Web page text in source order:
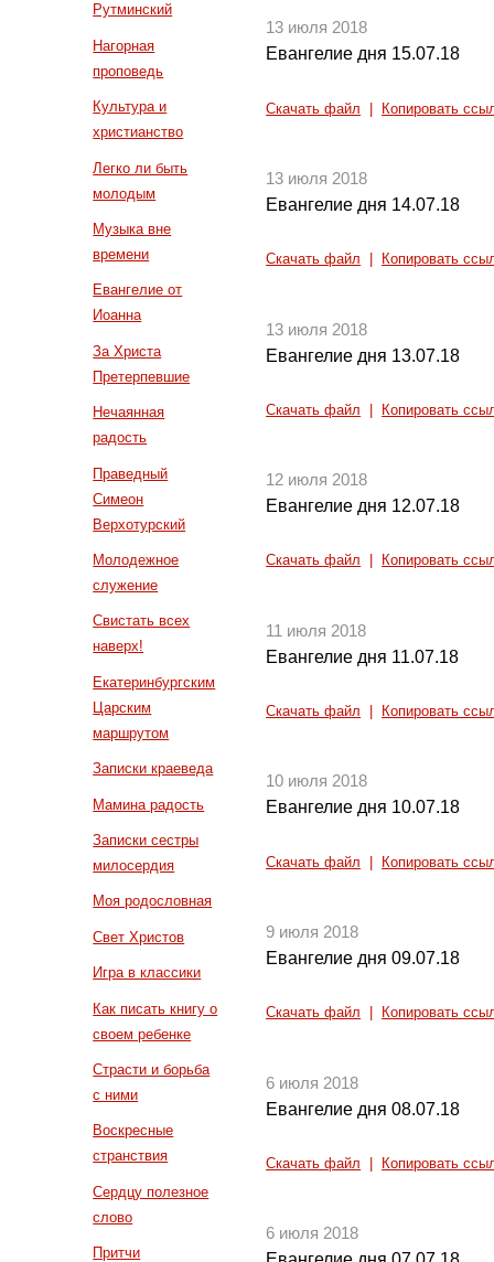
Рутминский
Нагорная
проповедь
Культура и
христианство
Легко ли быть
молодым
Музыка вне
времени
Евангелие от
Иоанна
За Христа
Претерпевшие
Нечаянная
радость
Праведный
Симеон
Верхотурский
Молодежное
служение
Свистать всех
наверх!
Екатеринбургским
Царским
маршрутом
Записки краеведа
Мамина радость
Записки сестры
милосердия
Моя родословная
Свет Христов
Игра в классики
Как писать книгу о
своем ребенке
Страсти и борьба
с ними
Воскресные
странствия
Сердцу полезное
слово
Притчи
13 июля 2018
Евангелие дня 15.07.18
Скачать файл Копировать
13 июля 2018
Евангелие дня 14.07.18
Скачать файл Копировать
13 июля 2018
Евангелие дня 13.07.18
Скачать файл Копировать
12 июля 2018
Евангелие дня 12.07.18
Скачать файл Копировать
11 июля 2018
Евангелие дня 11.07.18
Скачать файл Копировать
10 июля 2018
Евангелие дня 10.07.18
Скачать файл Копировать
9 июля 2018
Евангелие дня 09.07.18
Скачать файл Копировать
6 июля 2018
Евангелие дня 08.07.18
Скачать файл Копировать
6 июля 2018